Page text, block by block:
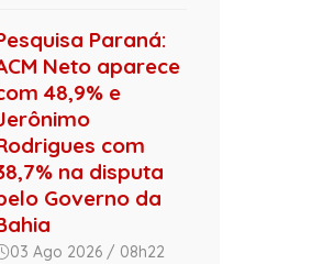
Paraná:
Neto aparece
48,9% e
com
na disputa
Governo da
03 Ago 2026 / 08h22